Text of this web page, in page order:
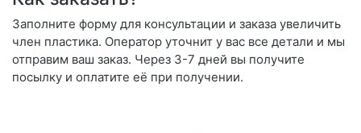
Заполните форму для консультации и заказа увеличить
член пластика. Оператор уточнит у вас все детали и мы
отправим ваш заказ. Через 3-7 дней вы получите
посылку и оплатите её при получении.